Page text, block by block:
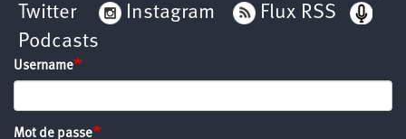
Twitter
Instagram
Flux RSS
Podcasts
Username
Mot de passe